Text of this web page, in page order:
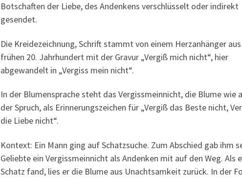
Botschaften der Liebe, des Andenkens verschlüsselt oder indirekt
gesendet.
Die Kreidezeichnung, Schrift stammt von einem Herzanhänger
frühen 20. Jahrhundert mit der Gravur „Vergiß mich nicht“, hier
abgewandelt in „Vergiss mein nicht“.
In der Blumensprache steht das Vergissmeinnicht, die Blume wie
der Spruch, als Erinnerungszeichen für „Vergiß das Beste nicht,
die Liebe nicht“.
Kontext: Ein Mann ging auf Schatzsuche. Zum Abschied gab ihm
Geliebte ein Vergissmeinnicht als Andenken mit auf den Weg. Als
Schatz fand, lies er die Blume aus Unachtsamkeit zurück. In der